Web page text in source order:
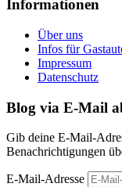
Informationen
Über uns
Infos für
Impressum
Datenschutz
Blog via E-Mail
Gib deine E-Mail-
Benachrichtigungen
E-Mail-Adresse